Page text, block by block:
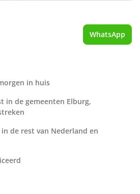
WhatsApp
in huis
in de gemeenten Elburg,
de rest van Nederland en